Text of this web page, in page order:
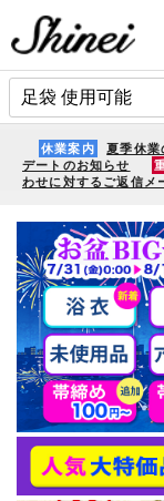
休業案内 夏季休
デートのお知らせ
わせに対するご返信メ